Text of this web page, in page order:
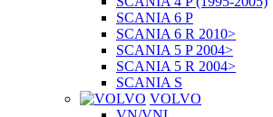
SCANIA 6 P
SCANIA 6 R 2010>
SCANIA 5 P 2004>
SCANIA 5 R 2004>
SCANIA S
VOLVO